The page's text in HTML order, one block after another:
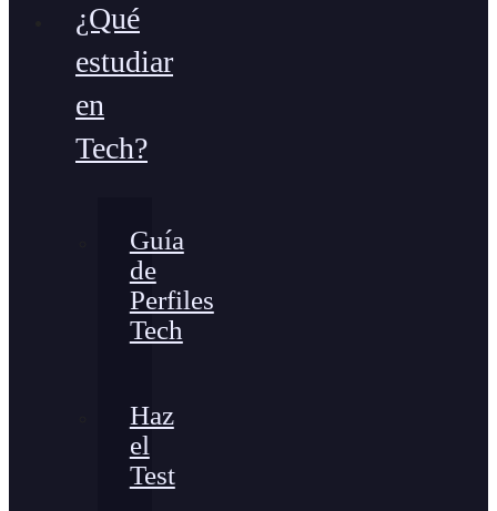
¿Qué
estudiar
en
Tech?
Guía
de
Perfiles
Tech
Haz
el
Test